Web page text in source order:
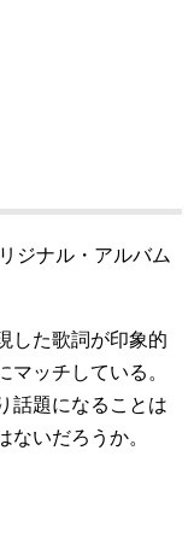
ジナル・アルバム
した歌詞が印象的
ッチしている。
話題になることは
ないだろうか。